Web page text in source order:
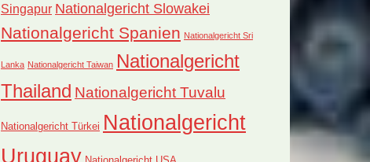
Singapur Nationalgericht Slowakei
Nationalgericht Spanien Nationalgericht Sri
Lanka Nationalgericht Taiwan Nationalgericht
Thailand Nationalgericht Tuvalu
Nationalgericht Türkei Nationalgericht
Uruguay